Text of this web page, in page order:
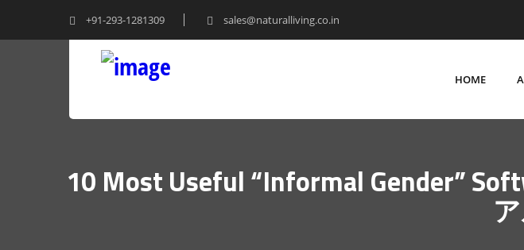
+91-293-1281309 sales@naturalliving.co.in
HOME
10 Most Useful “Informal Gender”